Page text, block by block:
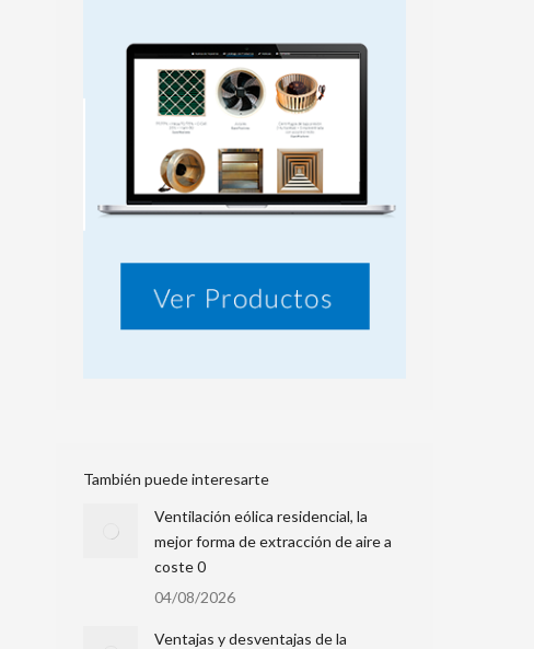
También puede interesarte
Ventilación eólica residencial, la
mejor forma de extracción de aire a
coste 0
04/08/2026
Ventajas y desventajas de la